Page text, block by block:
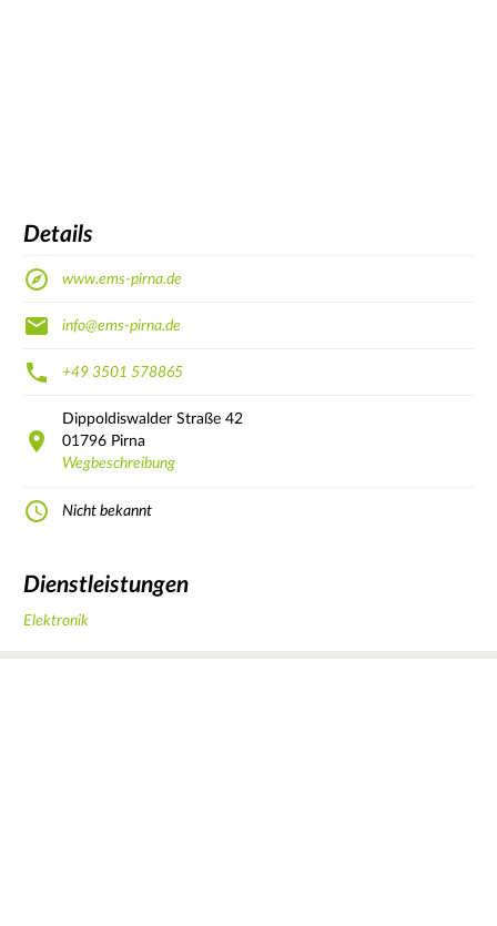
Details
www.ems-pirna.de
info@ems-pirna.de
+49 3501 578865
Dippoldiswalder Straße 42
01796 Pirna
Wegbeschreibung
Nicht bekannt
Dienstleistungen
Elektronik